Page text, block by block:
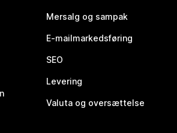
Mersalg og sampak
E-mailmarkedsføring
SEO
Levering
Valuta og oversættelse